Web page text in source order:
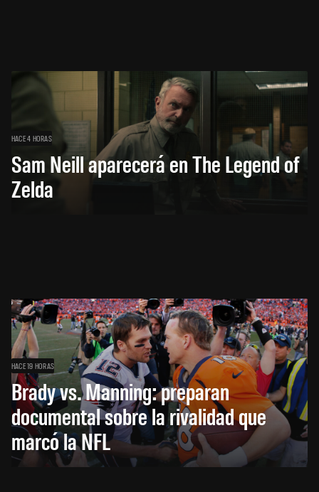
HACE 4 HORAS
Sam Neill aparecerá en The Legend of
Zelda
HACE 19 HORAS
Brady vs. Manning: preparan
documental sobre la rivalidad que
marcó la NFL